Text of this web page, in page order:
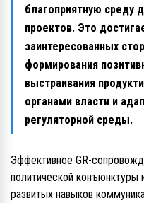
благоприятную среду
проектов. Это
заинтересованных
формирования
выстраивания
органами власти и
регуляторной среды.
Эффективное GR-
политической конъюнктуры
развитых навыков